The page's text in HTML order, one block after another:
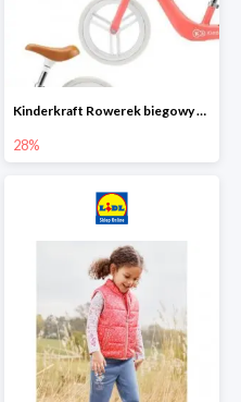
Kinderkraft Rowerek biegowy Fly
28%